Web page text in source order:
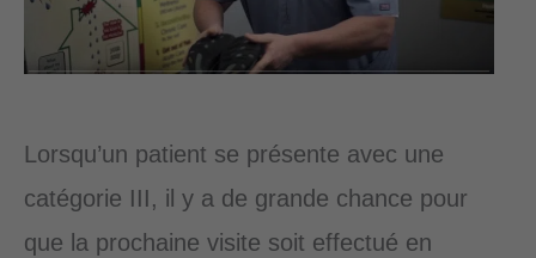
Lorsqu’un patient se présente avec une
catégorie III, il y a de grande chance pour
que la prochaine visite soit effectué en